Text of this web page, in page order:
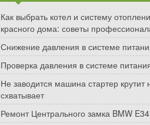
Как выбрать котел и систему
красного дома: советы
Снижение давления в системе
Проверка давления в системе
Не заводится машина стартер крутит
схватывает
Ремонт Центрального замка BMW E34